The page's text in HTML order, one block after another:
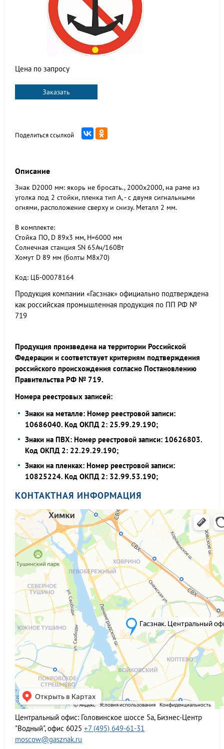
Цена по запросу
Заказать
Поделиться ссылкой
Описание
Знак D2000 мм: якорь не бросать., 2000x2000, на раме из
уголка под 2 стойки, пленка тип А, - с двумя сигнальными
огнями, расположение сверху и снизу. Металл 2 мм.
В комплекте:
Стойка ПО, D 89x3 мм, H=6000 мм
Солнечная станция SN 65Ач/160Вт
Хомут D 89 мм (болты М8х70)
Код: ЦБ-00078164
Продукция компании «Гасзнак» официально подтверждена
как российская промышленная продукция по ПП РФ №
719
Продукция произведена на территории Российской
Федерации и соответствует критериям подтверждения
российского происхождения согласно Постановлению
Правительства РФ № 719.
Номера реестровых записей:
Знаки на металле: Номер реестровой записи:
10686040. Код ОКПД 2: 25.99.29.190;
Знаки на ПВХ: Номер реестровой записи: 10626803.
Код ОКПД 2: 22.29.29.190;
Знаки на пленках: Номер реестровой записи:
10825224. Код ОКПД 2: 32.99.53.190;
КОНТАКТНАЯ ИНФОРМАЦИЯ
Центральный офис: Головинское шоссе 5а, Бизнес-Центр
"Водный", офис 6025 +7 (495) 649-61-31
moscow@gasznak.ru